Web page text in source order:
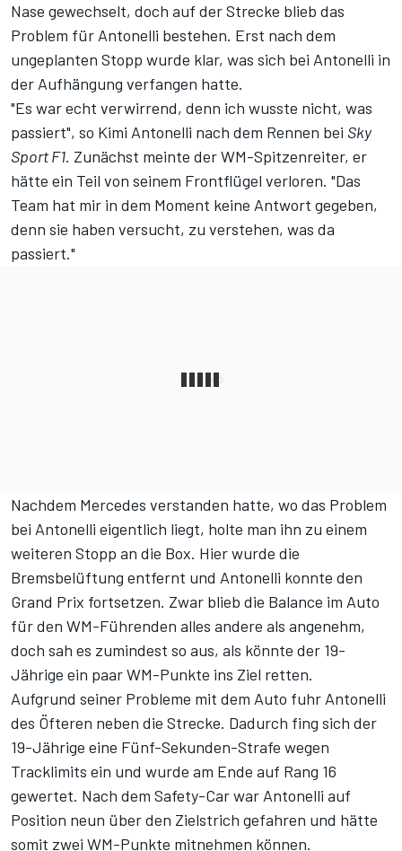
Nase gewechselt, doch auf der Strecke blieb das
Problem für Antonelli bestehen. Erst nach dem
ungeplanten Stopp wurde klar, was sich bei Antonelli in
der Aufhängung verfangen hatte.
"Es war echt verwirrend, denn ich wusste nicht, was
passiert", so Kimi Antonelli nach dem Rennen bei Sky
Sport F1. Zunächst meinte der WM-Spitzenreiter, er
hätte ein Teil von seinem Frontflügel verloren. "Das
Team hat mir in dem Moment keine Antwort gegeben,
denn sie haben versucht, zu verstehen, was da
passiert."
Nachdem Mercedes verstanden hatte, wo das Problem
bei Antonelli eigentlich liegt, holte man ihn zu einem
weiteren Stopp an die Box. Hier wurde die
Bremsbelüftung entfernt und Antonelli konnte den
Grand Prix fortsetzen. Zwar blieb die Balance im Auto
für den WM-Führenden alles andere als angenehm,
doch sah es zumindest so aus, als könnte der 19-
Jährige ein paar WM-Punkte ins Ziel retten.
Aufgrund seiner Probleme mit dem Auto fuhr Antonelli
des Öfteren neben die Strecke. Dadurch fing sich der
19-Jährige eine Fünf-Sekunden-Strafe wegen
Tracklimits ein und wurde am Ende auf Rang 16
gewertet. Nach dem Safety-Carwar Antonelli auf
Position neun über den Zielstrich gefahren und hätte
somit zwei WM-Punkte mitnehmen können.